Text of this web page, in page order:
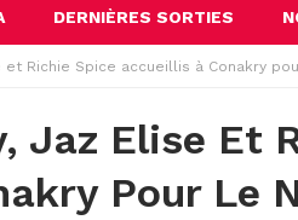
DERNIÈRES SORTIES
et Richie Spice accueillis à Conakry
Jaz Elise Et
Pour Le